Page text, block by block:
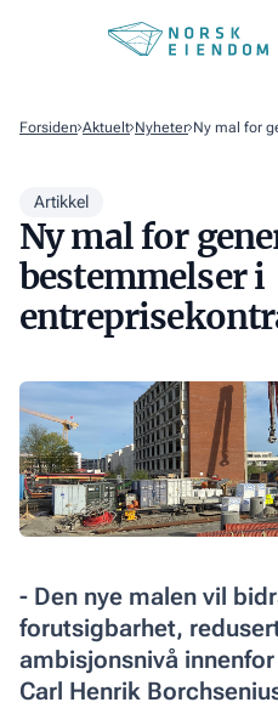
Forsiden Aktuelt Nyheter Ny mal for
Artikkel
Ny mal for
bestemmelser i
- Den nye malen vil
forutsigbarhet,
ambisjonsnivå
Carl Henrik